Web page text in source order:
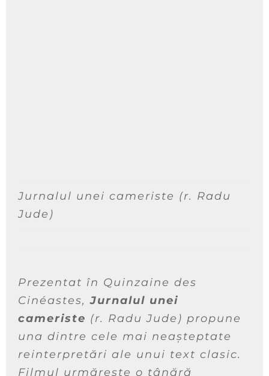
Jurnalul unei cameriste (r. Radu
Jude)
Prezentat în Quinzaine des
Cinéastes,Jurnalul unei
cameriste (r. Radu Jude) propune
una dintre cele mai neașteptate
reinterpretări ale unui text clasic.
Filmul urmărește o tânără